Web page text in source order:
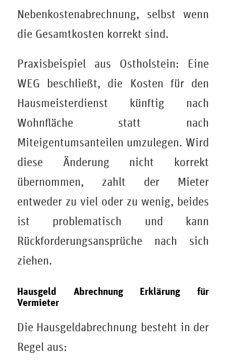
Nebenkostenabrechnung, selbst wenn
die Gesamtkosten korrekt sind.
Praxisbeispiel aus Ostholstein: Eine
WEG beschließt, die Kosten für den
Hausmeisterdienst künftig nach
Wohnfläche statt nach
Miteigentumsanteilen umzulegen. Wird
diese Änderung nicht korrekt
übernommen, zahlt der Mieter
entweder zu viel oder zu wenig, beides
ist problematisch und kann
Rückforderungsansprüche nach sich
ziehen.
Hausgeld Abrechnung Erklärung für
Vermieter
Die Hausgeldabrechnung besteht in der
Regel aus: